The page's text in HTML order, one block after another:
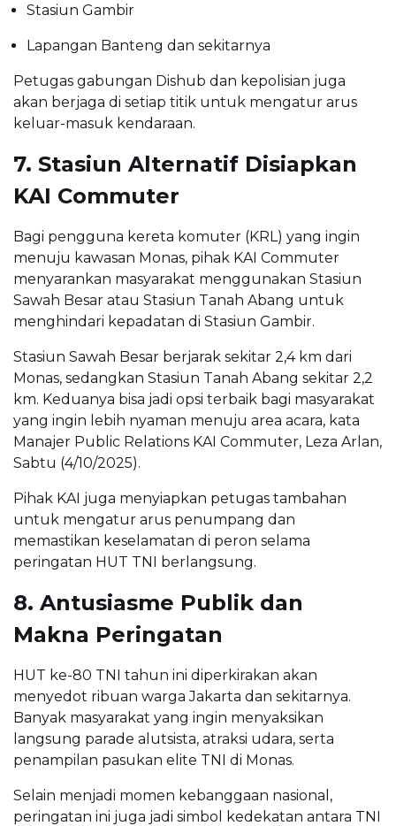
Stasiun Gambir
Lapangan Banteng dan sekitarnya
Petugas gabungan Dishub dan kepolisian juga
akan berjaga di setiap titik untuk mengatur arus
keluar-masuk kendaraan.
7. Stasiun Alternatif Disiapkan
KAI Commuter
Bagi pengguna kereta komuter (KRL) yang ingin
menuju kawasan Monas, pihak KAI Commuter
menyarankan masyarakat menggunakan Stasiun
Sawah Besar atau Stasiun Tanah Abang untuk
menghindari kepadatan di Stasiun Gambir.
Stasiun Sawah Besar berjarak sekitar 2,4 km dari
Monas, sedangkan Stasiun Tanah Abang sekitar 2,2
km. Keduanya bisa jadi opsi terbaik bagi masyarakat
yang ingin lebih nyaman menuju area acara, kata
Manajer Public Relations KAI Commuter, Leza Arlan,
Sabtu (4/10/2025).
Pihak KAI juga menyiapkan petugas tambahan
untuk mengatur arus penumpang dan
memastikan keselamatan di peron selama
peringatan HUT TNI berlangsung.
8. Antusiasme Publik dan
Makna Peringatan
HUT ke-80 TNI tahun ini diperkirakan akan
menyedot ribuan warga Jakarta dan sekitarnya.
Banyak masyarakat yang ingin menyaksikan
langsung parade alutsista, atraksi udara, serta
penampilan pasukan elite TNI di Monas.
Selain menjadi momen kebanggaan nasional,
peringatan ini juga jadi simbol kedekatan antara TNI